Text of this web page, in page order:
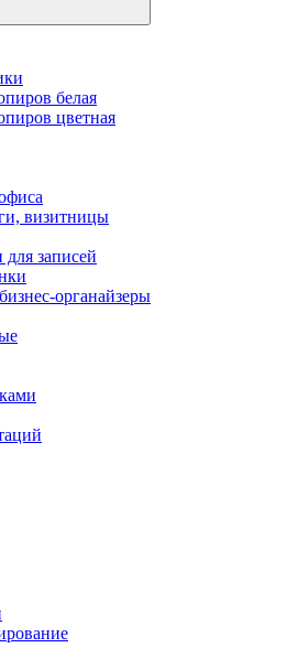
белая
цветная
визитницы
для записей
органайзеры